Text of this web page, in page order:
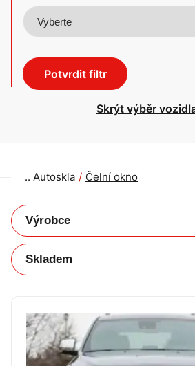
Potvrdit filtr
Skrýt výběr
Autoskla Čelní okno